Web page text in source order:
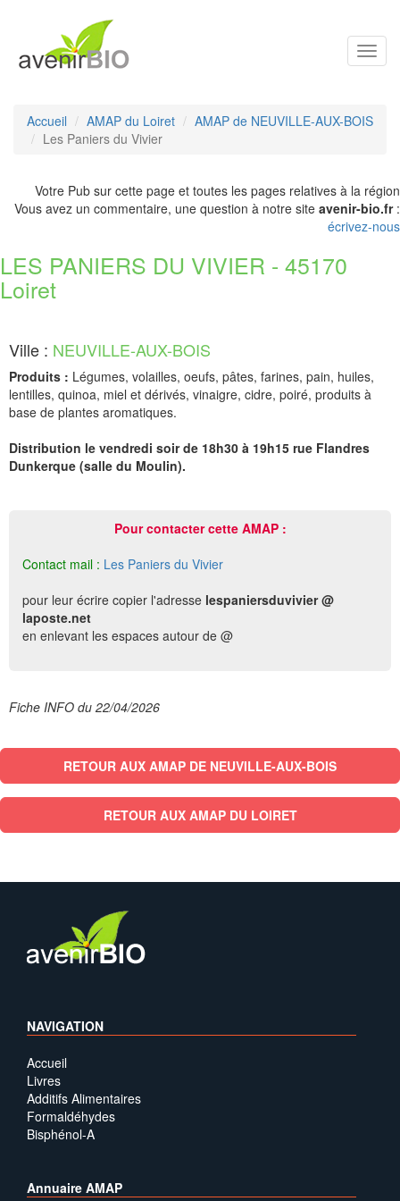
Accueil AMAP du Loiret
AMAP de NEUVILLE-AUX-BOIS
Les Paniers du Vivier
Votre Pub sur cette page et toutes les pages relatives à la région
Vous avez un commentaire, une question à notre site avenir-bio.fr:
écrivez-nous
LES PANIERS DU VIVIER - 45170
Loiret
Ville : NEUVILLE-AUX-BOIS
Produits : Légumes, volailles, oeufs, pâtes, farines, pain, huiles,
lentilles, quinoa, miel et dérivés, vinaigre, cidre, poiré, produits à
base de plantes aromatiques.
Distribution le vendredi soir de 18h30 à 19h15 rue Flandres
Dunkerque (salle du Moulin).
Pour contacter cette AMAP :
Contact mail : Les Paniers du Vivier
pour leur écrire copier l'adresse lespaniersduvivier @
laposte.net
en enlevant les espaces autour de @
Fiche INFO du 22/04/2026
RETOUR AUX AMAP DE NEUVILLE-AUX-BOIS
RETOUR AUX AMAP DU LOIRET
NAVIGATION
Accueil
Livres
Additifs Alimentaires
Formaldéhydes
Bisphénol-A
Annuaire AMAP